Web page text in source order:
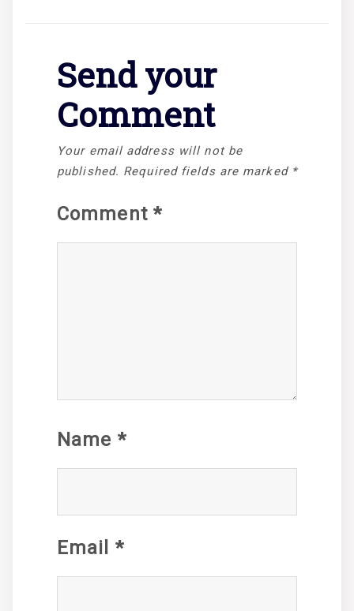
Send your
Comment
Your email address will not be
published. Required fields are marked *
Comment *
Name *
Email *